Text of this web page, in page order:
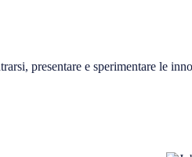
presentare e sperimentare le